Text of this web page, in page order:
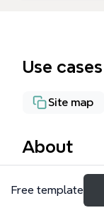
Use cases
Site map
About
Il template
mentale
Free template